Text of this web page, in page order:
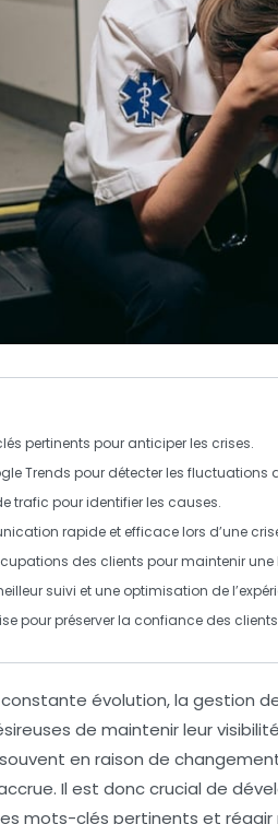
pertinents pour anticiper les crises.
Trends pour détecter les fluctuations
trafic pour identifier les causes.
rapide et efficace lors d’une
des clients pour maintenir une
suivi et une optimisation de
pour préserver la confiance des
évolution, la gestion
de maintenir leur
en raison de
Il est donc crucial de
mots-clés pertinents et